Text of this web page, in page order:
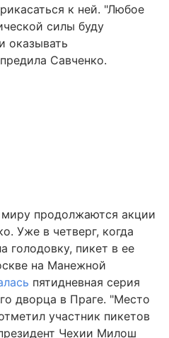
к ней. "Любое
силы буду
оказывать
Савченко.
продолжаются акции
Уже в четверг, когда
голодовку, пикет в ее
на Манежной
пятидневная серия
дворца в Праге. "Место
участник пикетов
Чехии Милош